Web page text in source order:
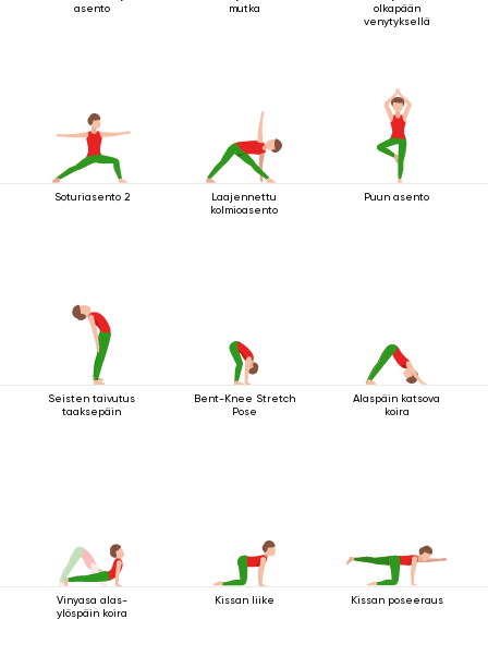
asento
mutka
olkapään
venytyksellä
Soturiasento 2
Laajennettu
kolmioasento
Puun asento
Seisten taivutus
taaksepäin
Bent-Knee Stretch
Pose
Alaspäin katsova
koira
Vinyasa alas-
ylöspäin koira
Kissan liike Kissan poseeraus